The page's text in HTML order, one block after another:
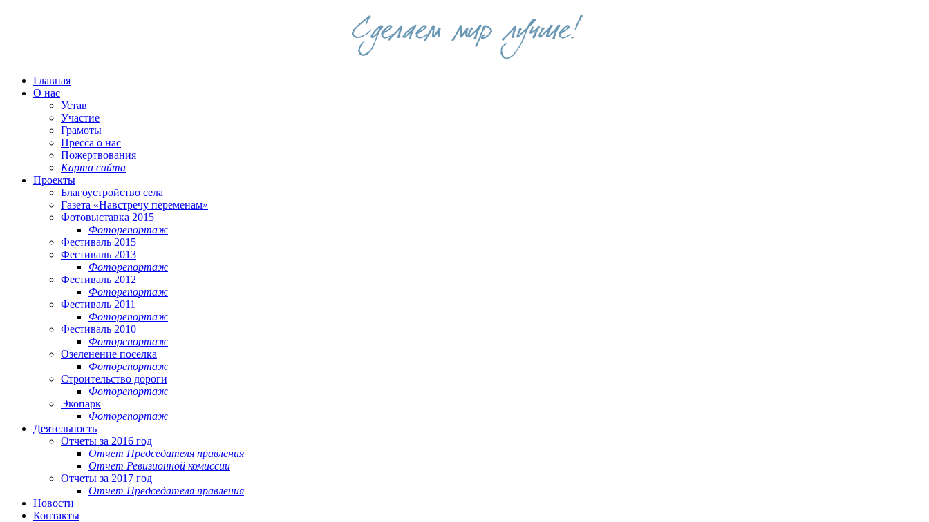
Главная
О нас
Устав
Участие
Грамоты
Пресса о нас
Пожертвования
Карта сайта
Проекты
Благоустройство села
Газета «Навстречу переменам»
Фотовыставка 2015
Фоторепортаж
Фестиваль 2015
Фестиваль 2013
Фоторепортаж
Фестиваль 2012
Фоторепортаж
Фестиваль 2011
Фоторепортаж
Фестиваль 2010
Фоторепортаж
Озеленение поселка
Фоторепортаж
Строительство дороги
Фоторепортаж
Экопарк
Фоторепортаж
Деятельность
Отчеты за 2016 год
Отчет Председателя правления
Отчет Ревизионной комиссии
Отчеты за 2017 год
Отчет Председателя правления
Новости
Контакты